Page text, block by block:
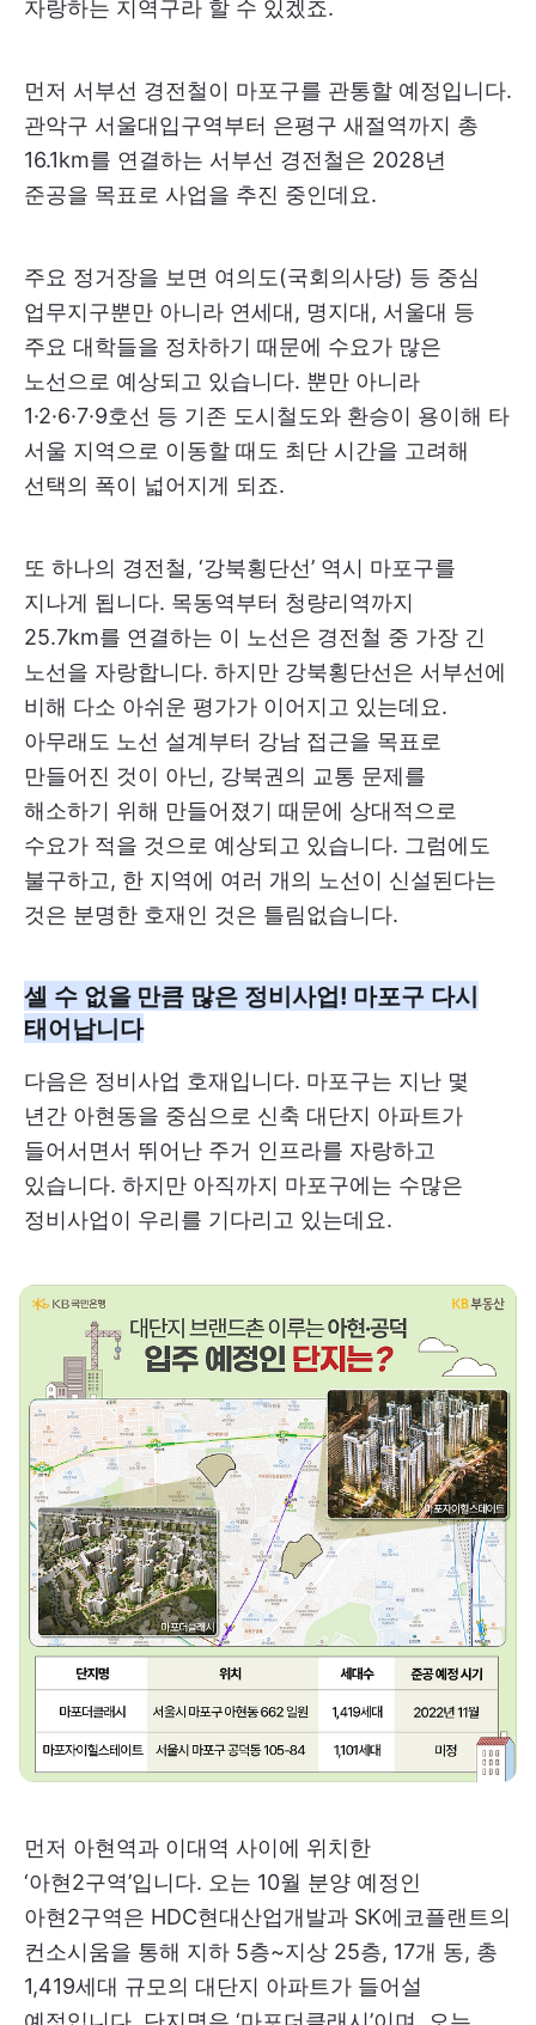
자랑하는 지역구라 할 수 있겠죠.
먼저 서부선 경전철이 마포구를 관통할 예정입니다.
관악구 서울대입구역부터 은평구 새절역까지 총
16.1km를 연결하는 서부선 경전철은 2028년
준공을 목표로 사업을 추진 중인데요.
주요 정거장을 보면 여의도(국회의사당) 등 중심
업무지구뿐만 아니라 연세대, 명지대, 서울대 등
주요 대학들을 정차하기 때문에 수요가 많은
노선으로 예상되고 있습니다. 뿐만 아니라
1·2·6·7·9호선 등 기존 도시철도와 환승이 용이해 타
서울 지역으로 이동할 때도 최단 시간을 고려해
선택의 폭이 넓어지게 되죠.
또 하나의 경전철, ‘강북횡단선’ 역시 마포구를
지나게 됩니다. 목동역부터 청량리역까지
25.7km를 연결하는 이 노선은 경전철 중 가장 긴
노선을 자랑합니다. 하지만 강북횡단선은 서부선에
비해 다소 아쉬운 평가가 이어지고 있는데요.
아무래도 노선 설계부터 강남 접근을 목표로
만들어진 것이 아닌, 강북권의 교통 문제를
해소하기 위해 만들어졌기 때문에 상대적으로
수요가 적을 것으로 예상되고 있습니다. 그럼에도
불구하고, 한 지역에 여러 개의 노선이 신설된다는
것은 분명한 호재인 것은 틀림없습니다.
셀 수 없을 만큼 많은 정비사업! 마포구 다시
태어납니다
다음은 정비사업 호재입니다. 마포구는 지난 몇
년간 아현동을 중심으로 신축 대단지 아파트가
들어서면서 뛰어난 주거 인프라를 자랑하고
있습니다. 하지만 아직까지 마포구에는 수많은
정비사업이 우리를 기다리고 있는데요.
먼저 아현역과 이대역 사이에 위치한
‘아현2구역’입니다. 오는 10월 분양 예정인
아현2구역은 HDC현대산업개발과 SK에코플랜트의
컨소시움을 통해 지하 5층~지상 25층, 17개 동, 총
1,419세대 규모의 대단지 아파트가 들어설